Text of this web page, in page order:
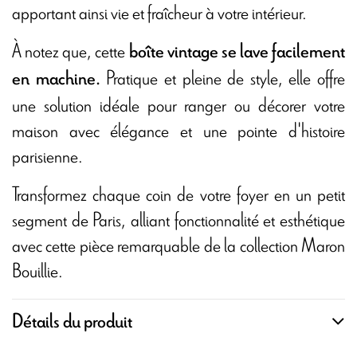
apportant ainsi vie et fraîcheur à votre intérieur.
À notez que, cetteboîte vintage se lave facilement
en machine. Pratique et pleine de style, elle offre
une solution idéale pour ranger ou décorer votre
maison avec élégance et une pointe d'histoire
parisienne.
Transformez chaque coin de votre foyer en un petit
segment de Paris, alliant fonctionnalité et esthétique
avec cette pièce remarquable de la collection Maron
Bouillie.
Détails du produit